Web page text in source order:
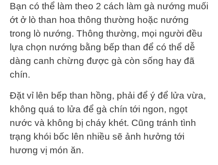
Bạn có thể làm theo 2 cách làm gà nướng muối
ớt ở lò than hoa thông thường hoặc nướng
trong lò nướng. Thông thường, mọi người đều
lựa chọn nướng bằng bếp than để có thể dễ
dàng canh chừng được gà còn sống hay đã
chín.
Đặt vỉ lên bếp than hồng, phải để ý để lửa vừa,
không quá to lửa để gà chín tới ngon, ngọt
nước và không bị cháy khét. Cũng tránh tình
trạng khói bốc lên nhiều sẽ ảnh hưởng tới
hương vị món ăn.